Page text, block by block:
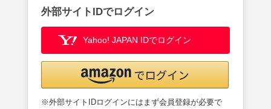
外部サイトIDでログイン
Yahoo! JAPAN IDでログイン
※外部サイトIDログインにはまず会員登録が必要で